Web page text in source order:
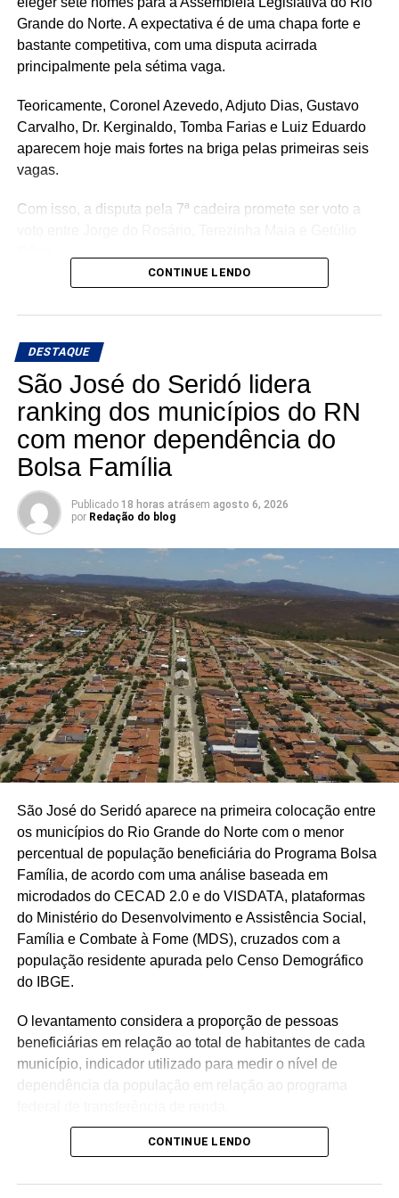
Grande do Norte. A expectativa é de uma chapa forte e
bastante competitiva, com uma disputa acirrada
principalmente pela sétima vaga.
Teoricamente, Coronel Azevedo, Adjuto Dias, Gustavo
Carvalho, Dr. Kerginaldo, Tomba Farias e Luiz Eduardo
aparecem hoje mais fortes na briga pelas primeiras seis
vagas.
Com isso, a disputa pela 7ª cadeira promete ser voto a
Os três possuem bases e estruturas eleitorais importantes
e chegam à reta da pré-campanha buscando garantir um
potencial para fazer sete cadeiras, a briga pela última
vaga promete ser uma das mais acirradas da eleição para
a ALRN em 2026
CONTINUE LENDO
DESTAQUE
São José do Seridó lidera
ranking dos municípios do RN
com menor dependência do
Bolsa Família
Publicado 18 horas atrásem agosto 6, 2026
por Redação do blog
São José do Seridó aparece na primeira colocação entre
os municípios do Rio Grande do Norte com o menor
percentual de população beneficiária do Programa Bolsa
Família, de acordo com uma análise baseada em
microdados do CECAD 2.0 e do VISDATA, plataformas
do Ministério do Desenvolvimento e Assistência Social,
Família e Combate à Fome (MDS), cruzados com a
população residente apurada pelo Censo Demográfico
do IBGE.
O levantamento considera a proporção de pessoas
beneficiárias em relação ao total de habitantes de cada
município, indicador utilizado para medir o nível de
dependência da população em relação ao programa
Com população de 4.558 habitantes, São José do Seridó
Família, o equivalente a 13,6% da população, o menor
CONTINUE LENDO